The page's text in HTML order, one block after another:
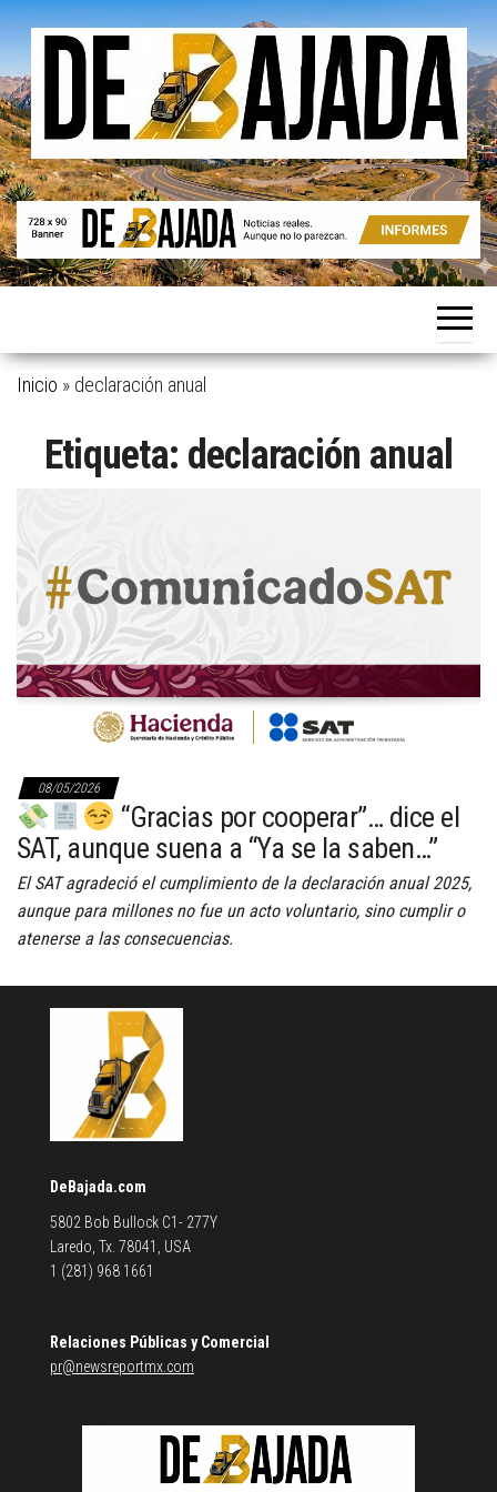
Saltar
contenido
De
Bajada
Noticias
Aunque
parezcan.
Inicio » declaración anual
Etiqueta: declaración anual
08/05/2026
“Gracias por cooperar”… dice el
SAT, aunque suena a “Ya se la saben…”
El SAT agradeció el cumplimiento de la declaración anual 2025,
aunque para millones no fue un acto voluntario, sino cumplir o
atenerse a las consecuencias.
DeBajada.com
5802 Bob Bullock C1- 277Y
Laredo, Tx. 78041, USA
1 (281) 968 1661
Relaciones Públicas y Comercial
pr@newsreportmx.com